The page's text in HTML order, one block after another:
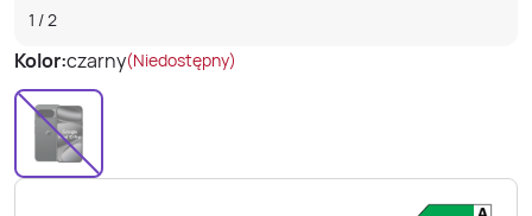
1 /2
Kolor:czarny(Niedostępny)